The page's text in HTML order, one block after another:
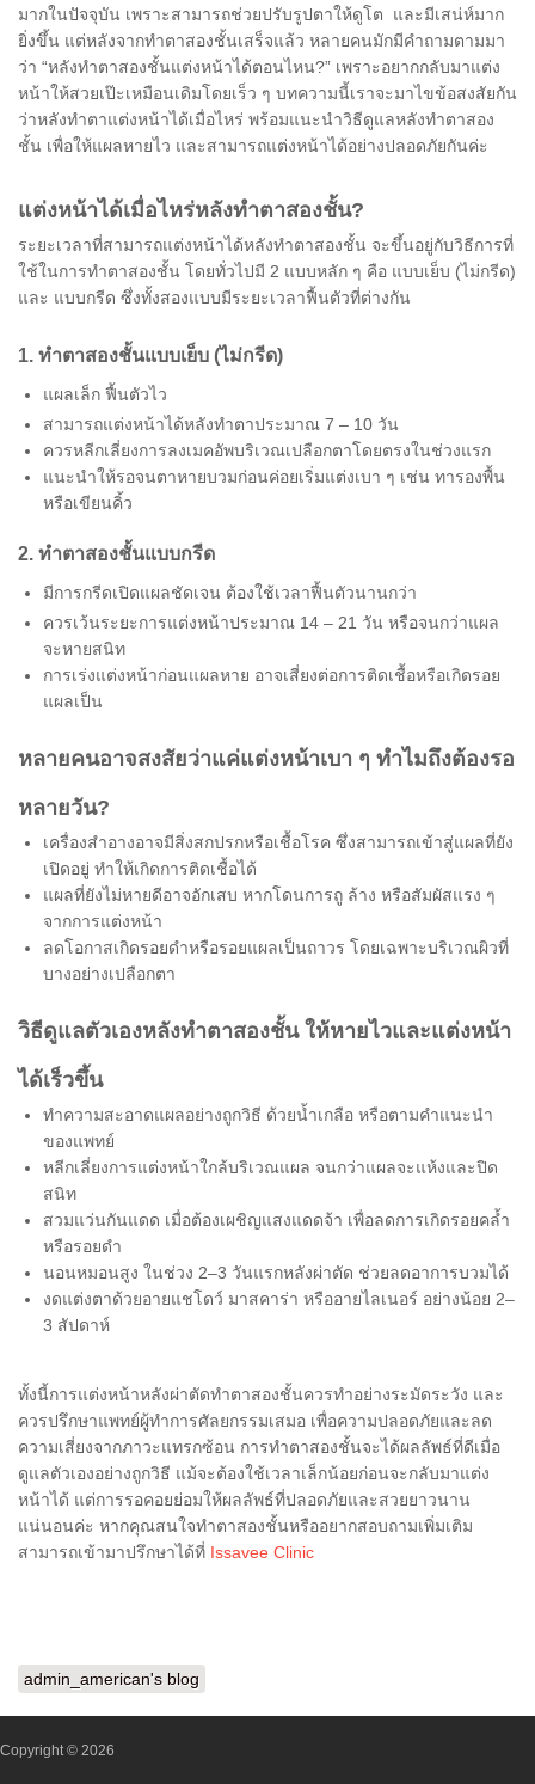
มากในปัจจุบัน เพราะสามารถช่วยปรับรูปตาให้ดูโต และมีเสน่ห์มาก
ยิ่งขึ้น แต่หลังจากทำตาสองชั้นเสร็จแล้ว หลายคนมักมีคำถามตามมา
ว่า “หลังทำตาสองชั้นแต่งหน้าได้ตอนไหน?” เพราะอยากกลับมาแต่ง
หน้าให้สวยเป๊ะเหมือนเดิมโดยเร็ว ๆ บทความนี้เราจะมาไขข้อสงสัยกัน
ว่าหลังทำตาแต่งหน้าได้เมื่อไหร่ พร้อมแนะนำวิธีดูแลหลังทำตาสอง
ชั้น เพื่อให้แผลหายไว และสามารถแต่งหน้าได้อย่างปลอดภัยกันค่ะ
แต่งหน้าได้เมื่อไหร่หลังทำตาสองชั้น?
ระยะเวลาที่สามารถแต่งหน้าได้หลังทำตาสองชั้น จะขึ้นอยู่กับวิธีการที่
ใช้ในการทำตาสองชั้น โดยทั่วไปมี 2 แบบหลัก ๆ คือ แบบเย็บ (ไม่กรีด)
และ แบบกรีด ซึ่งทั้งสองแบบมีระยะเวลาฟื้นตัวที่ต่างกัน
1. ทำตาสองชั้นแบบเย็บ (ไม่กรีด)
แผลเล็ก ฟื้นตัวไว
สามารถแต่งหน้าได้หลังทำตาประมาณ 7 – 10 วัน
ควรหลีกเลี่ยงการลงเมคอัพบริเวณเปลือกตาโดยตรงในช่วงแรก
แนะนำให้รอจนตาหายบวมก่อนค่อยเริ่มแต่งเบา ๆ เช่น ทารองพื้น
หรือเขียนคิ้ว
2. ทำตาสองชั้นแบบกรีด
มีการกรีดเปิดแผลชัดเจน ต้องใช้เวลาฟื้นตัวนานกว่า
ควรเว้นระยะการแต่งหน้าประมาณ 14 – 21 วัน หรือจนกว่าแผล
จะหายสนิท
การเร่งแต่งหน้าก่อนแผลหาย อาจเสี่ยงต่อการติดเชื้อหรือเกิดรอย
แผลเป็น
หลายคนอาจสงสัยว่าแค่แต่งหน้าเบา ๆ ทำไมถึงต้องรอ
หลายวัน?
เครื่องสำอางอาจมีสิ่งสกปรกหรือเชื้อโรค ซึ่งสามารถเข้าสู่แผลที่ยัง
เปิดอยู่ ทำให้เกิดการติดเชื้อได้
แผลที่ยังไม่หายดีอาจอักเสบ หากโดนการถู ล้าง หรือสัมผัสแรง ๆ
จากการแต่งหน้า
ลดโอกาสเกิดรอยดำหรือรอยแผลเป็นถาวร โดยเฉพาะบริเวณผิวที่
บางอย่างเปลือกตา
วิธีดูแลตัวเองหลังทำตาสองชั้น ให้หายไวและแต่งหน้า
ได้เร็วขึ้น
ทำความสะอาดแผลอย่างถูกวิธี ด้วยน้ำเกลือ หรือตามคำแนะนำ
ของแพทย์
หลีกเลี่ยงการแต่งหน้าใกล้บริเวณแผล จนกว่าแผลจะแห้งและปิด
สนิท
สวมแว่นกันแดด เมื่อต้องเผชิญแสงแดดจ้า เพื่อลดการเกิดรอยคล้ำ
หรือรอยดำ
นอนหมอนสูง ในช่วง 2–3 วันแรกหลังผ่าตัด ช่วยลดอาการบวมได้
งดแต่งตาด้วยอายแชโดว์ มาสคาร่า หรืออายไลเนอร์ อย่างน้อย 2–
3 สัปดาห์
ทั้งนี้การแต่งหน้าหลังผ่าตัดทำตาสองชั้นควรทำอย่างระมัดระวัง และ
ควรปรึกษาแพทย์ผู้ทำการศัลยกรรมเสมอ เพื่อความปลอดภัยและลด
ความเสี่ยงจากภาวะแทรกซ้อน การทำตาสองชั้นจะได้ผลลัพธ์ที่ดีเมื่อ
ดูแลตัวเองอย่างถูกวิธี แม้จะต้องใช้เวลาเล็กน้อยก่อนจะกลับมาแต่ง
หน้าได้ แต่การรอคอยย่อมให้ผลลัพธ์ที่ปลอดภัยและสวยยาวนาน
แน่นอนค่ะ หากคุณสนใจทำตาสองชั้นหรืออยากสอบถามเพิ่มเติม
สามารถเข้ามาปรึกษาได้ที่ Issavee Clinic
admin_american's blog
Copyright © 2026